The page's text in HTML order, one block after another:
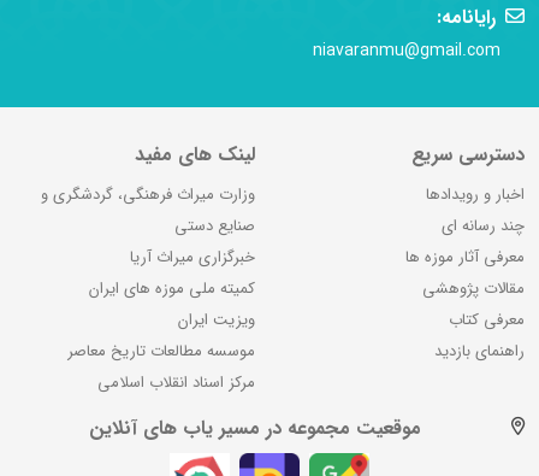
رایانامه:
niavaranmu@gmail.com
دسترسی سریع
اخبار و رویدادها
چند رسانه ای
معرفی آثار موزه ها
مقالات پژوهشی
معرفی کتاب
راهنمای بازدید
لینک های مفید
وزارت میراث فرهنگی، گردشگری و
صنایع دستی
خبرگزاری میراث آریا
کمیته ملی موزه های ایران
ویزیت ایران
موسسه مطالعات تاریخ معاصر
مرکز اسناد انقلاب اسلامی
موقعیت مجموعه در مسیر یاب های آنلاین